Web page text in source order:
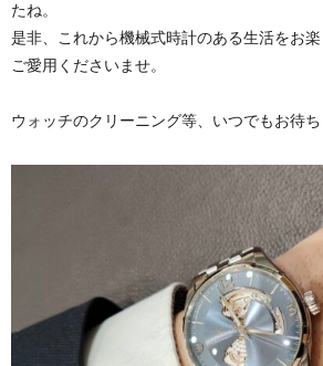
たね。
是非、これから機械式時計のある生活をお
ご愛用くださいませ。
ウォッチのクリーニング等、いつでもお待ち